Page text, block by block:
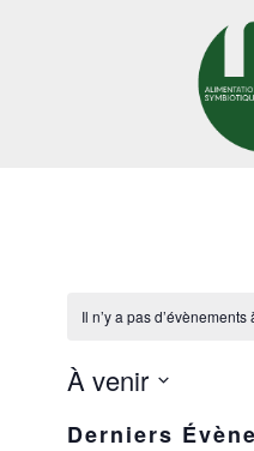
Il n’y a pas d’évènements
À venir
une
Derniers